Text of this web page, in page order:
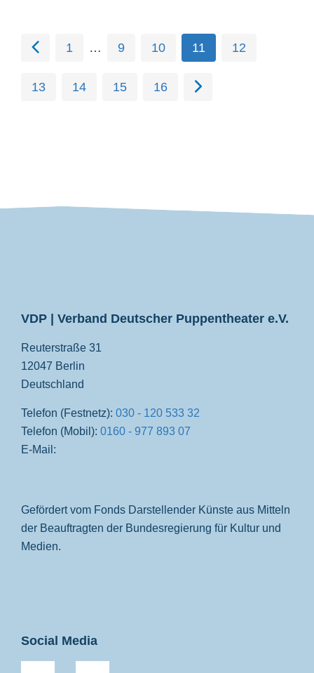
1 … 9 10 11 12
13 14 15 16
VDP | Verband Deutscher Puppentheater e.V.
Reuterstraße 31
12047 Berlin
Deutschland
Telefon (Festnetz): 030 - 120 533 32
Telefon (Mobil): 0160 - 977 893 07
E-Mail:
Gefördert vom Fonds Darstellender Künste aus Mitteln
der Beauftragten der Bundesregierung für Kultur und
Medien.
Social Media